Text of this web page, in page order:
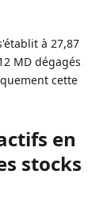
à 27,87
MD dégagés
cette
en
stocks